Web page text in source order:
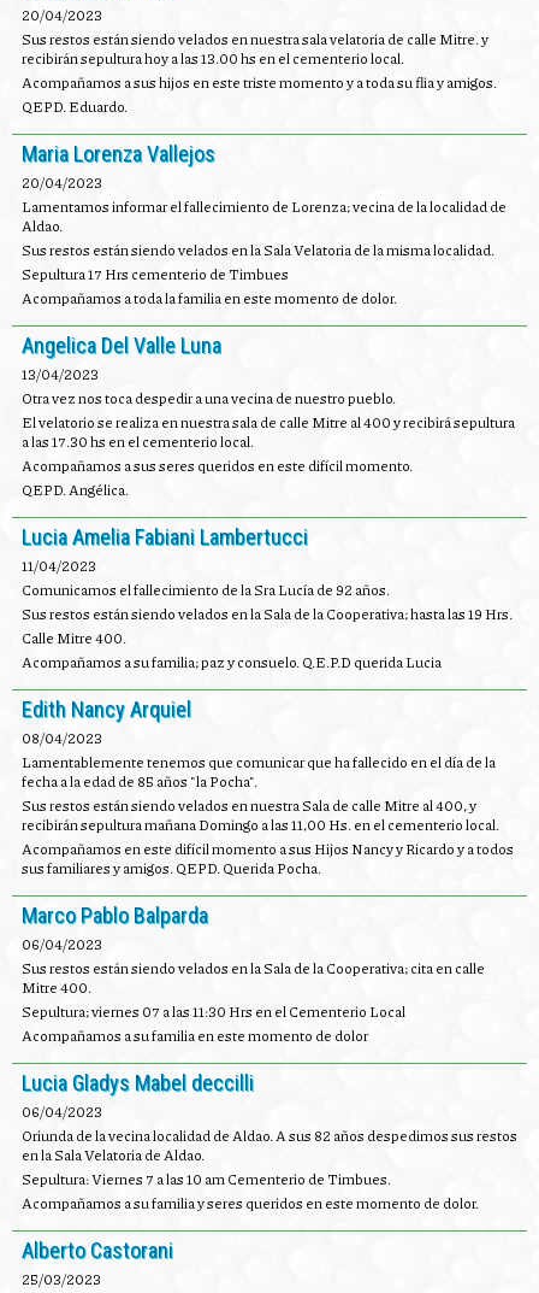
20/04/2023
Sus restos están siendo velados en nuestra sala velatoria de calle Mitre. y
recibirán sepultura hoy a las 13.00 hs en el cementerio local.
Acompañamos a sus hijos en este triste momento y a toda su flia y amigos.
QEPD. Eduardo.
Maria Lorenza Vallejos
20/04/2023
Lamentamos informar el fallecimiento de Lorenza; vecina de la localidad de
Aldao.
Sus restos están siendo velados en la Sala Velatoria de la misma localidad.
Sepultura 17 Hrs cementerio de Timbues
Acompañamos a toda la familia en este momento de dolor.
Angelica Del Valle Luna
13/04/2023
Otra vez nos toca despedir a una vecina de nuestro pueblo.
El velatorio se realiza en nuestra sala de calle Mitre al 400 y recibirá sepultura
a las 17.30 hs en el cementerio local.
Acompañamos a sus seres queridos en este difícil momento.
QEPD. Angélica.
Lucia Amelia Fabiani Lambertucci
11/04/2023
Comunicamos el fallecimiento de la Sra Lucía de 92 años.
Sus restos están siendo velados en la Sala de la Cooperativa; hasta las 19 Hrs.
Calle Mitre 400.
Acompañamos a su familia; paz y consuelo. Q.E.P.D querida Lucia
Edith Nancy Arquiel
08/04/2023
Lamentablemente tenemos que comunicar que ha fallecido en el día de la
fecha a la edad de 85 años "la Pocha".
Sus restos están siendo velados en nuestra Sala de calle Mitre al 400, y
recibirán sepultura mañana Domingo a las 11,00 Hs. en el cementerio local.
Acompañamos en este difícil momento a sus Hijos Nancy y Ricardo y a todos
sus familiares y amigos. QEPD. Querida Pocha.
Marco Pablo Balparda
06/04/2023
Sus restos están siendo velados en la Sala de la Cooperativa; cita en calle
Mitre 400.
Sepultura; viernes 07 a las 11:30 Hrs en el Cementerio Local
Acompañamos a su familia en este momento de dolor
Lucia Gladys Mabel deccilli
06/04/2023
Oriunda de la vecina localidad de Aldao. A sus 82 años despedimos sus restos
en la Sala Velatoria de Aldao.
Sepultura: Viernes 7 a las 10 am Cementerio de Timbues.
Acompañamos a su familia y seres queridos en este momento de dolor.
Alberto Castorani
25/03/2023